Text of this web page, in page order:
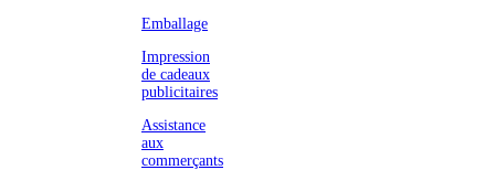
Emballage
Impression
de cadeaux
publicitaires
Assistance
aux
commerçants